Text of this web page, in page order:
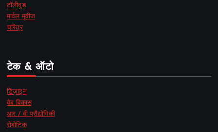
टॉलीवुड
मार्वल मूवीज
चरित्र
टेक & ऑटो
डिज़ाइन
वेब विकास
आर / वी प्रौद्योगिकी
रोबोटिक